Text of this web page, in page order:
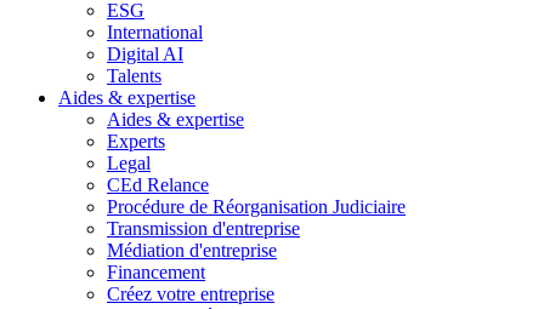
ESG
International
Digital AI
Talents
Aides & expertise
Aides & expertise
Experts
Legal
CEd Relance
Procédure de Réorganisation Judiciaire
Transmission d'entreprise
Médiation d'entreprise
Financement
Créez votre entreprise